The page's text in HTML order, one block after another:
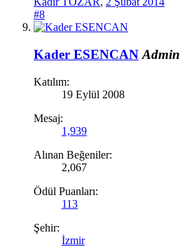
#8
Kader ESENCAN Admin
Katılım:
19 Eylül 2008
Mesaj:
1,939
Alınan Beğeniler:
2,067
Ödül Puanları:
113
Şehir:
İzmir